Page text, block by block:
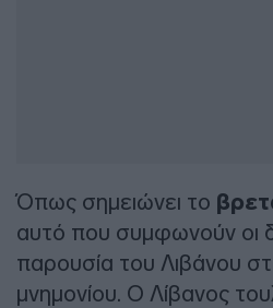
Όπως σημειώνει το
αυτό που συμφωνούν οι
παρουσία του Λιβάνου
μνημονίου. Ο Λίβανος